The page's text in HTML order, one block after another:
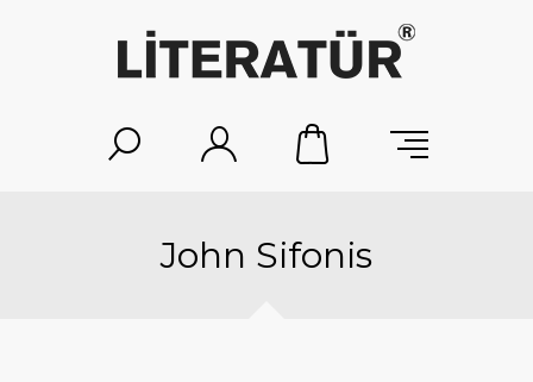
John Sifonis